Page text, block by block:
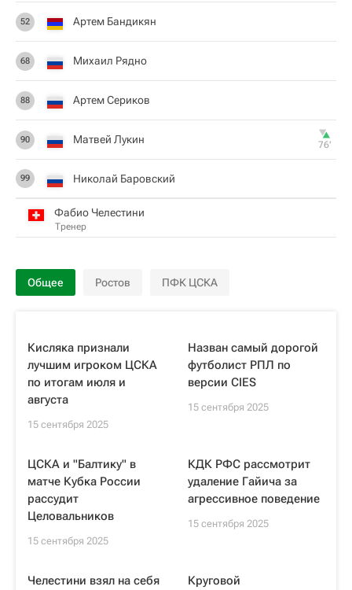
52 Артем Бандикян
68 Михаил Рядно
88 Артем Сериков
90 Матвей Лукин 76‎’‎
99 Николай Баровский
Фабио Челестини
Тренер
Общее Ростов ПФК ЦСКА
Кисляка признали
лучшим игроком ЦСКА
по итогам июля и
августа
15 сентября 2025
Назван самый дорогой
футболист РПЛ по
версии CIES
15 сентября 2025
ЦСКА и "Балтику" в
матче Кубка России
рассудит
Целовальников
15 сентября 2025
КДК РФС рассмотрит
удаление Гайича за
агрессивное поведение
15 сентября 2025
Челестини взял на себя
Круговой